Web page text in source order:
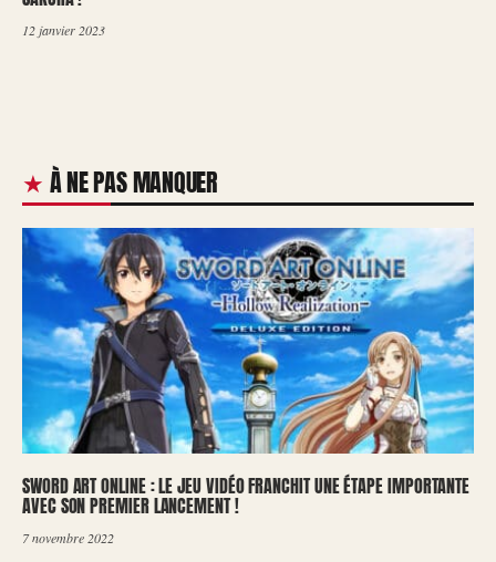
12 janvier 2023
À NE PAS MANQUER
SWORD ART ONLINE : LE JEU VIDÉO FRANCHIT UNE ÉTAPE IMPORTANTE
AVEC SON PREMIER LANCEMENT !
7 novembre 2022